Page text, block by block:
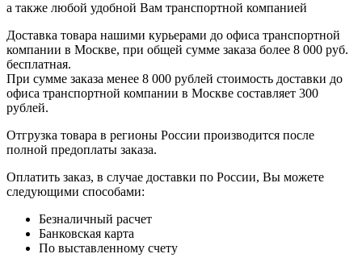
а также любой удобной Вам транспортной компанией
Доставка товара нашими курьерами до офиса транспортной
компании в Москве, при общей сумме заказа более 8 000 руб.
бесплатная.
При сумме заказа менее 8 000 рублей стоимость доставки до
офиса транспортной компании в Москве составляет 300
рублей.
Отгрузка товара в регионы России производится после
полной предоплаты заказа.
Оплатить заказ, в случае доставки по России, Вы можете
следующими способами:
Безналичный расчет
Банковская карта
По выставленному счету